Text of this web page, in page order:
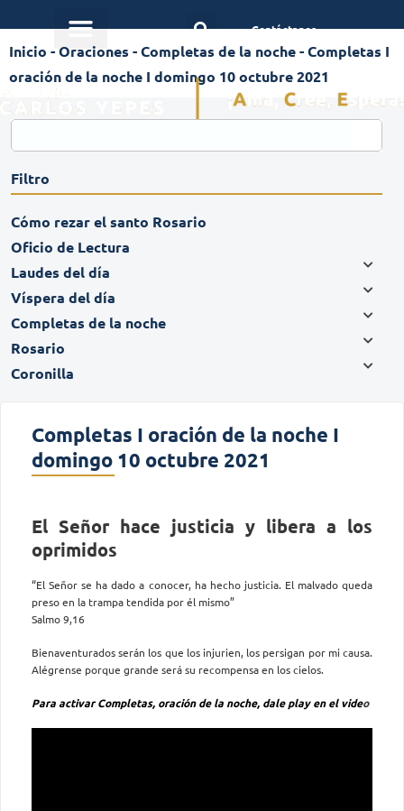
Contáctanos
Inicio -Oraciones -Completas de la noche-Completas I
oración de la noche I domingo 10 octubre 2021
Filtro
Cómo rezar el santo Rosario
Oficio de Lectura
Laudes del día
Víspera del día
Completas de la noche
Rosario
Coronilla
Completas I oración de la noche I
domingo 10 octubre 2021
El Señor hace justicia y libera a los
oprimidos
“El Señor se ha dado a conocer, ha hecho justicia. El malvado queda
preso en la trampa tendida por él mismo”
Salmo 9,16
Bienaventurados serán los que los injurien, los persigan por mi causa.
Alégrense porque grande será su recompensa en los cielos.
Para activar Completas, oración de la noche, dale play en el video